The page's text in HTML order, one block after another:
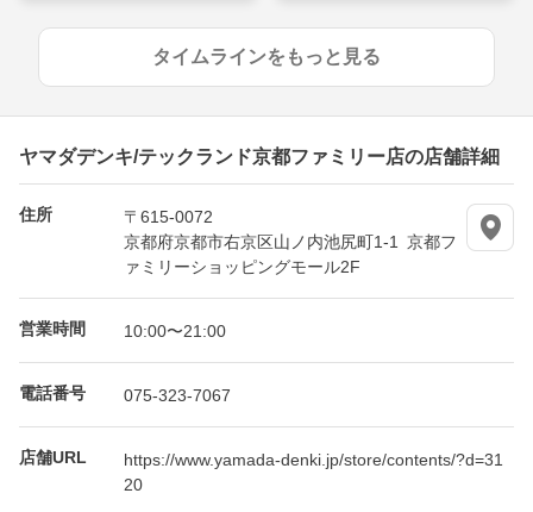
タイムラインをもっと見る
ヤマダデンキ/テックランド京都ファミリー店の店舗詳細
住所
〒615-0072
京都府京都市右京区山ノ内池尻町1-1 京都フ
ァミリーショッピングモール2F
営業時間 10:00〜21:00
電話番号 075-323-7067
店舗URL
https://www.yamada-denki.jp/store/contents/?d=31
20